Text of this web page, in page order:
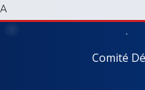
Comité